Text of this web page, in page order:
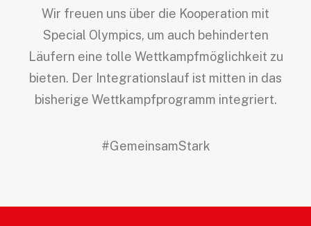
Wir freuen uns über die Kooperation mit
Special Olympics, um auch behinderten
Läufern eine tolle Wettkampfmöglichkeit zu
bieten. Der Integrationslauf ist mitten in das
bisherige Wettkampfprogramm integriert.
#GemeinsamStark